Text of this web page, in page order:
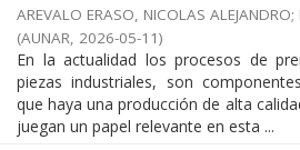
AREVALO ERASO, NICOLAS ALEJANDRO;
(AUNAR, 2026-05-11)
En la actualidad los procesos de
piezas industriales, son
que haya una producción de alta
juegan un papel relevante en esta ...